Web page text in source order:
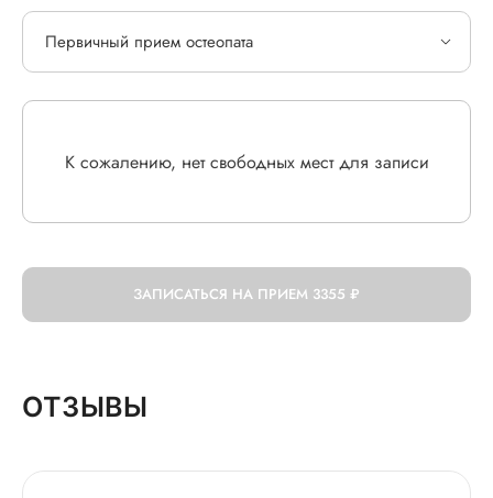
К сожалению, нет свободных мест для записи
Первичный прием остеопата
ЗАПИСАТЬСЯ НА ПРИЕМ 3355 ₽
ОТЗЫВЫ